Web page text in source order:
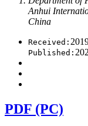
Anhui
China
Received:
Published:
PDF (PC)